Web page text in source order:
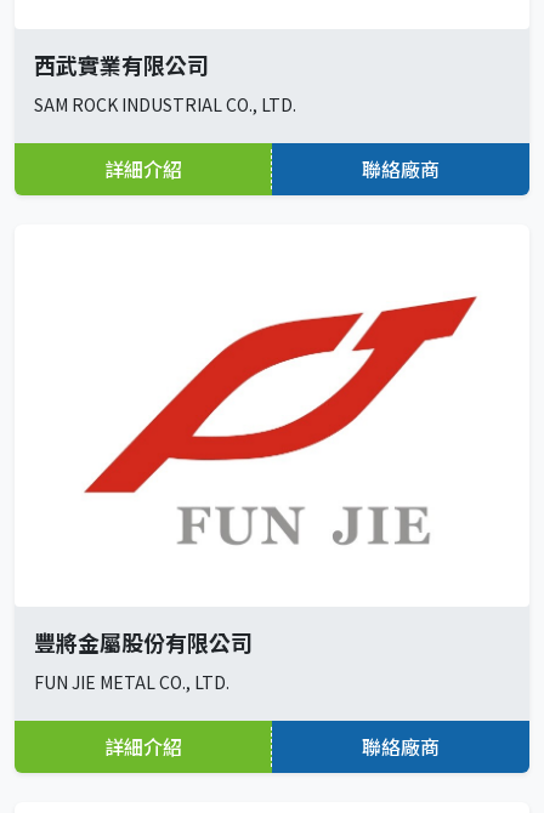
西武實業有限公司
SAM ROCK INDUSTRIAL CO., LTD.
詳細介紹 聯絡廠商
豐將金屬股份有限公司
FUN JIE METAL CO., LTD.
詳細介紹 聯絡廠商